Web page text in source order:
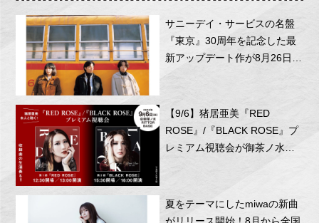
サニーデイ・サービスの名盤
『東京』30周年を記念した最
新アップデート作が8月26日に
リリース！
【9/6】猪居亜美『RED
ROSE』/『BLACK ROSE』プ
レミアム視聴会が御茶ノ水
夏をテーマにしたmiwaの新曲
がリリース開始！8月から全国